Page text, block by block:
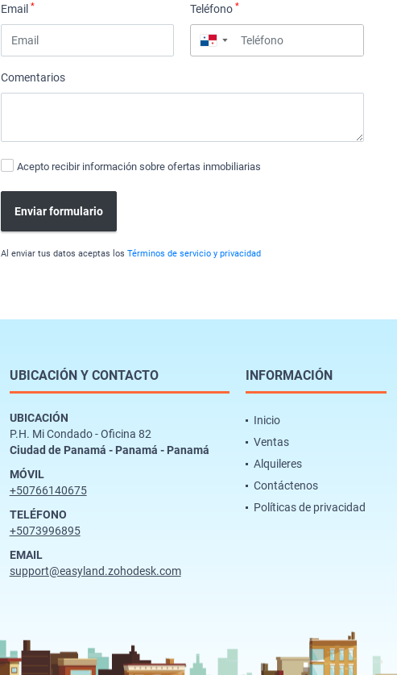
Email* Teléfono*
▼
Comentarios
Acepto recibir información sobre ofertas inmobiliarias
Enviar formulario
Al enviar tus datos aceptas losTérminos de servicio y privacidad
UBICACIÓN Y CONTACTO
UBICACIÓN
P.H. Mi Condado - Oficina 82
Ciudad de Panamá - Panamá - Panamá
MÓVIL
+50766140675
TELÉFONO
+5073996895
EMAIL
support@easyland.zohodesk.com
INFORMACIÓN
Inicio
Ventas
Alquileres
Contáctenos
Políticas de privacidad